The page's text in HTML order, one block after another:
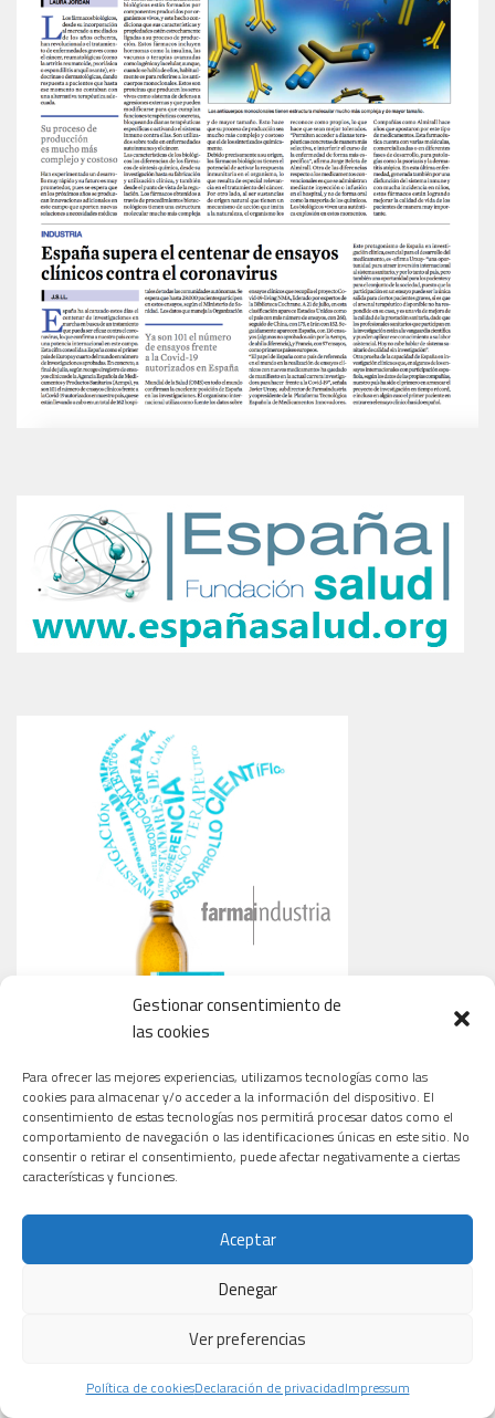
Gestionar consentimiento de
las cookies
Para ofrecer las mejores experiencias, utilizamos tecnologías como las
cookies para almacenar y/o acceder a la información del dispositivo. El
consentimiento de estas tecnologías nos permitirá procesar datos como el
comportamiento de navegación o las identificaciones únicas en este sitio. No
consentir o retirar el consentimiento, puede afectar negativamente a ciertas
características y funciones.
Aceptar
Denegar
Ver preferencias
Política de cookiesDeclaración de privacidadImpressum
CARDIOLOGÍA
purificado
ONCOLOGÍA
El revolucionario
cáncer de
TECNOLOGÍA
biotecnología